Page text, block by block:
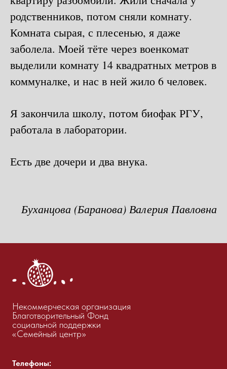
родственников, потом сняли комнату.
Комната сырая, с плесенью, я даже
заболела. Моей тёте через военкомат
выделили комнату 14 квадратных метров в
коммуналке, и нас в ней жило 6 человек.
Я закончила школу, потом биофак РГУ,
работала в лаборатории.
Есть две дочери и два внука.
Буханцова (Баранова) Валерия Павловна
Некоммерческая организация
Благотворительный Фонд
социальной поддержки
«Семейный центр»
Телефоны: